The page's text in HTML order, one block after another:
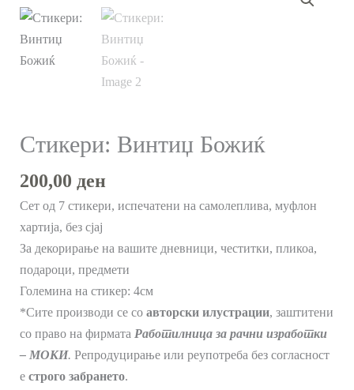
Стикери: Винтиџ Божиќ
200,00 ден
Сет од 7 стикери, испечатени на самолеплива, муфлон
хартија, без сјај
За декорирање на вашите дневници, честитки, пликоа,
подароци, предмети
Големина на стикер: 4см
*Сите производи се со авторски илустрации, заштитени
со право на фирмата Работилница за рачни изработки
– МОКИ. Репродуцирање или реупотреба без согласност
е строго забрането.
Винтиџ
Божиќ
количина